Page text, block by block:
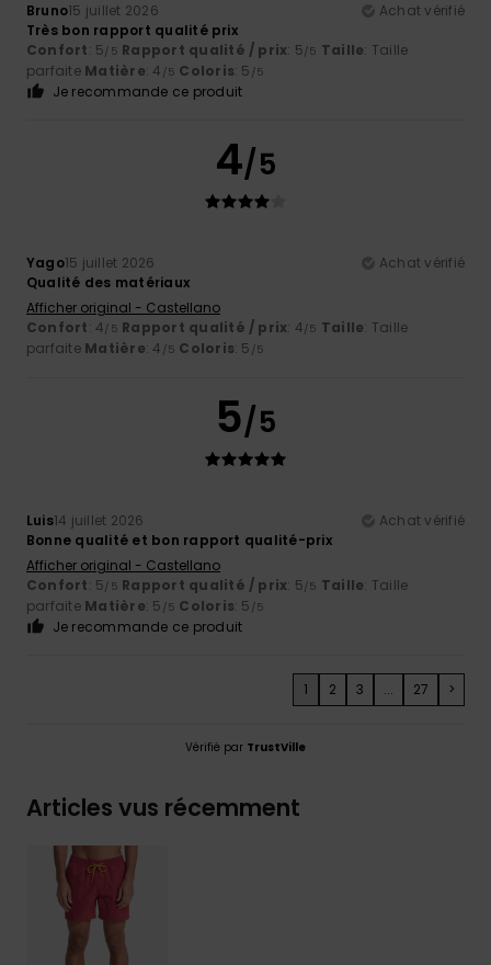
Bruno15 juillet 2026
Achat vérifié
Très bon rapport qualité prix
Confort: 5/5 Rapport qualité / prix: 5/5 Taille: Taille
parfaite Matière: 4 /5 Coloris: 5 /5
Je recommande ce produit
4/5
Yago15 juillet 2026
Achat vérifié
Qualité des matériaux
Afficher original - Castellano
Confort: 4/5 Rapport qualité / prix: 4/5 Taille: Taille
parfaite Matière: 4 /5 Coloris: 5 /5
5/5
Luis14 juillet 2026
Achat vérifié
Bonne qualité et bon rapport qualité-prix
Afficher original - Castellano
Confort: 5/5 Rapport qualité / prix: 5/5 Taille: Taille
parfaite Matière: 5 /5 Coloris: 5 /5
Je recommande ce produit
1 2 3 ... 27 >
Vérifié par TrustVille
Articles vus récemment